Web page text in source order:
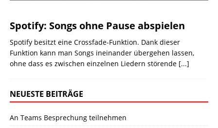
Spotify: Songs ohne Pause abspielen
Spotify besitzt eine Crossfade-Funktion. Dank dieser
Funktion kann man Songs ineinander übergehen lassen,
ohne dass es zwischen einzelnen Liedern störende [...]
NEUESTE BEITRÄGE
An Teams Besprechung teilnehmen